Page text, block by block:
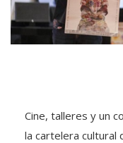
Cine, talleres y un
la cartelera cultural